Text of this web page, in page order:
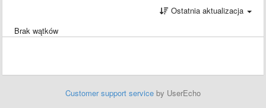
Ostatnia aktualizacja
Brak wątków
Customer support service by UserEcho